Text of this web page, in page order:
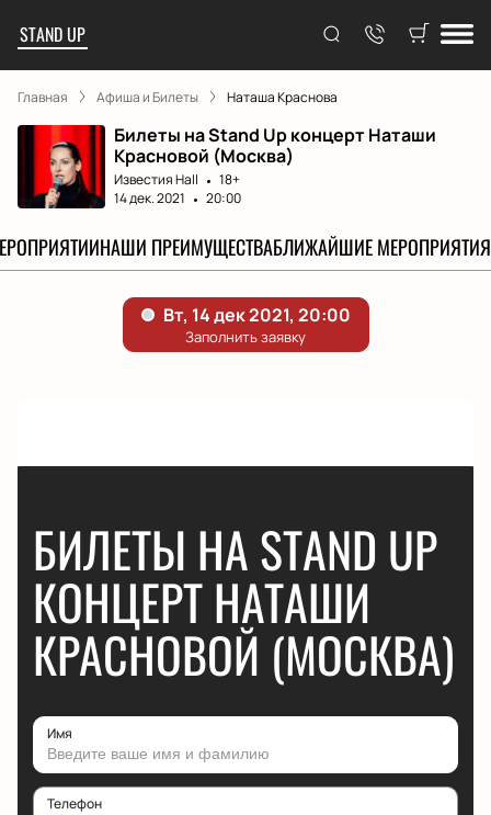
STAND UP
Главная Афиша и Билеты Наташа Краснова
Билеты на Stand Up концерт Наташи
Красновой (Москва)
Известия Hall
18+
14 дек. 2021
20:00
НАШИ ПРЕИМУЩЕСТВАБЛИЖАЙШИЕ МЕРОПРИЯТИЯ
БИЛЕТЫ НА STAND UP
КОНЦЕРТ НАТАШИ
КРАСНОВОЙ (МОСКВА)
Имя
Телефон